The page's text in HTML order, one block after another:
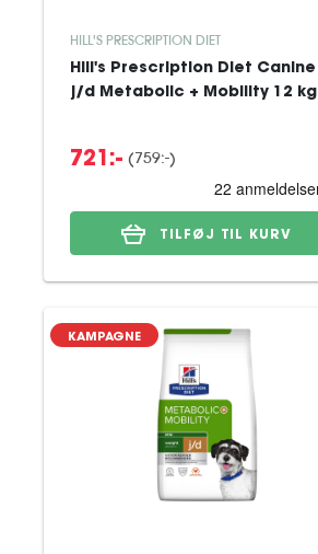
HILL'S PRESCRIPTION DIET
Hill's Prescription Diet Canine
j/d Metabolic + Mobility 12 kg
721:- (759:-)
TILFØJ TIL KURV
KAMPAGNE